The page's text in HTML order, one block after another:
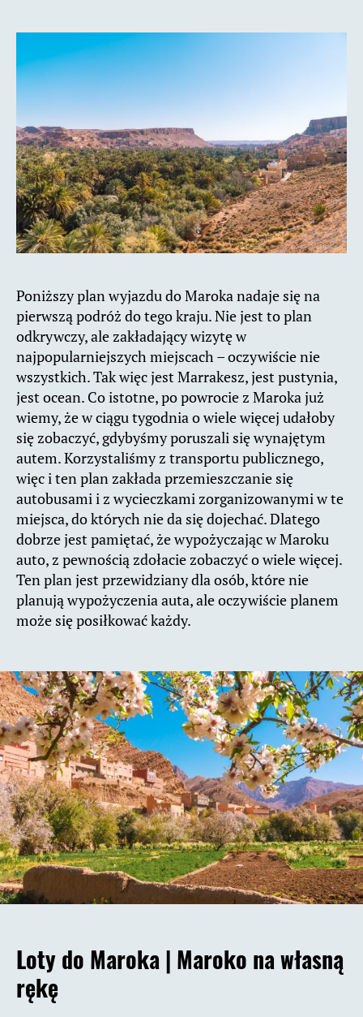
Poniższy plan wyjazdu do Maroka nadaje się na
pierwszą podróż do tego kraju. Nie jest to plan
odkrywczy, ale zakładający wizytę w
najpopularniejszych miejscach – oczywiście nie
wszystkich. Tak więc jest Marrakesz, jest pustynia,
jest ocean. Co istotne, po powrocie z Maroka już
wiemy, że w ciągu tygodnia o wiele więcej udałoby
się zobaczyć, gdybyśmy poruszali się wynajętym
autem. Korzystaliśmy z transportu publicznego,
więc i ten plan zakłada przemieszczanie się
autobusami i z wycieczkami zorganizowanymi w te
miejsca, do których nie da się dojechać. Dlatego
dobrze jest pamiętać, że wypożyczając w Maroku
auto, z pewnością zdołacie zobaczyć o wiele więcej.
Ten plan jest przewidziany dla osób, które nie
planują wypożyczenia auta, ale oczywiście planem
może się posiłkować każdy.
Loty do Maroka | Maroko na własną
rękę